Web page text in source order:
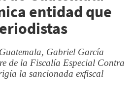
entidad que
Gabriel García
de la Fiscalía Especial Contra
la sancionada exfiscal